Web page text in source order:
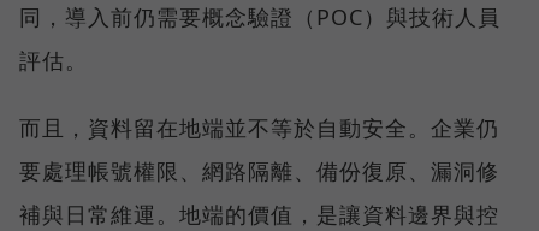
同，導入前仍需要概念驗證（POC）與技術人員
評估。
而且，資料留在地端並不等於自動安全。企業仍
要處理帳號權限、網路隔離、備份復原、漏洞修
補與日常維運。地端的價值，是讓資料邊界與控